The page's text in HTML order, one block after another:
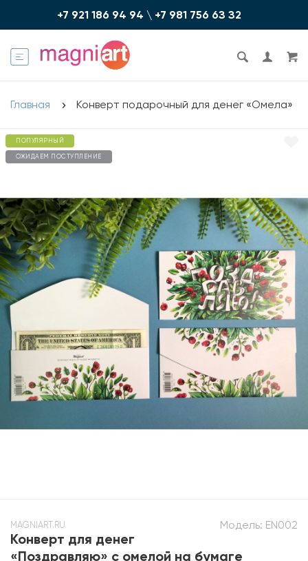
+7 921 186 94 94 \ +7 981 756 6З З2
Главная Конверт подарочный для денег «Омела»
ПОПУЛЯРНЫЙ
ОЖИДАЕМ ПОСТУПЛЕНИЕ
Модель: EN002
MAGNIART.RU
Конверт для денег
«Поздравляю» с омелой на бумаге